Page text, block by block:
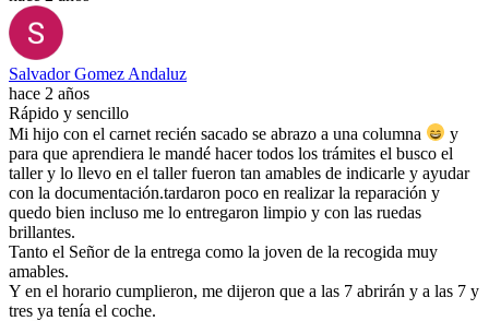
Salvador Gomez Andaluz
hace 2 años
Rápido y sencillo
Mi hijo con el carnet recién sacado se abrazo a una columna
y
para que aprendiera le mandé hacer todos los trámites el busco el
taller y lo llevo en el taller fueron tan amables de indicarle y ayudar
con la documentación.tardaron poco en realizar la reparación y
quedo bien incluso me lo entregaron limpio y con las ruedas
brillantes.
Tanto el Señor de la entrega como la joven de la recogida muy
amables.
Y en el horario cumplieron, me dijeron que a las 7 abrirán y a las 7 y
tres ya tenía el coche.